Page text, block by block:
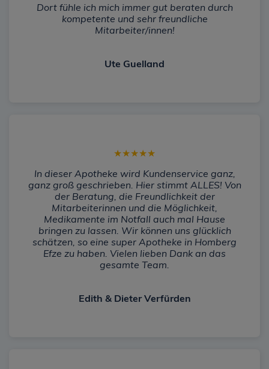
Dort fühle ich mich immer gut beraten durch
kompetente und sehr freundliche
Mitarbeiter/innen!
Ute Guelland
★★★★★
In dieser Apotheke wird Kundenservice ganz,
ganz groß geschrieben. Hier stimmt ALLES! Von
der Beratung, die Freundlichkeit der
Mitarbeiterinnen und die Möglichkeit,
Medikamente im Notfall auch mal Hause
bringen zu lassen. Wir können uns glücklich
schätzen, so eine super Apotheke in Homberg
Efze zu haben. Vielen lieben Dank an das
gesamte Team.
Edith & Dieter Verfürden